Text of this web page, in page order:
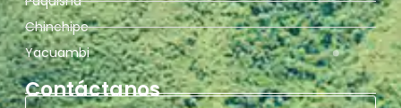
Chinchipe
Yacuambi
Contáctanos